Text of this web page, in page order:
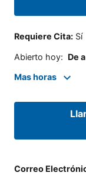
Requiere Cita: Sí
Abierto hoy: De a
Mas horas
Correo